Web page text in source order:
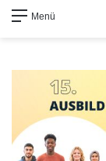
Menü